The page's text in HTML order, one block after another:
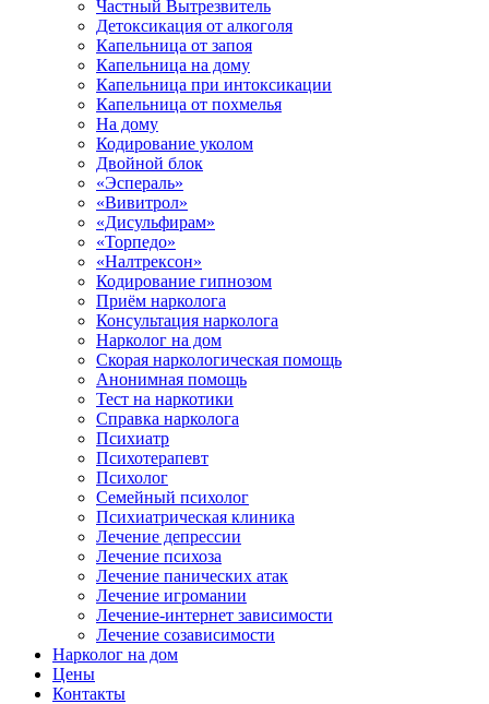
Частный Вытрезвитель
Детоксикация от алкоголя
Капельница от запоя
Капельница на дому
Капельница при интоксикации
Капельница от похмелья
На дому
Кодирование уколом
Двойной блок
«Эспераль»
«Вивитрол»
«Дисульфирам»
«Торпедо»
«Налтрексон»
Кодирование гипнозом
Приём нарколога
Консультация нарколога
Нарколог на дом
Скорая наркологическая помощь
Анонимная помощь
Тест на наркотики
Справка нарколога
Психиатр
Психотерапевт
Психолог
Семейный психолог
Психиатрическая клиника
Лечение депрессии
Лечение психоза
Лечение панических атак
Лечение игромании
Лечение-интернет зависимости
Лечение созависимости
Нарколог на дом
Цены
Контакты